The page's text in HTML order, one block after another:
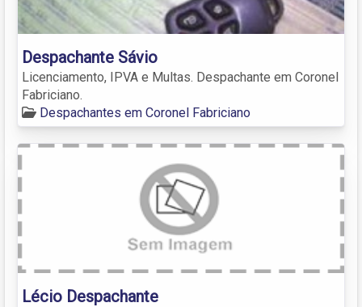
Despachante Sávio
Licenciamento, IPVA e Multas. Despachante em Coronel
Fabriciano.
Despachantes em Coronel Fabriciano
Lécio Despachante